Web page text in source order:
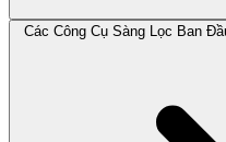
Các Công Cụ Sàng Lọc Ban